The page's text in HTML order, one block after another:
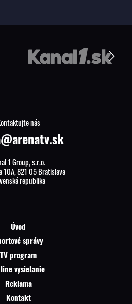
nás
1 Group, s.r.o.
10A, 821 05 Bratislava
republika
Úvod
správy
TV program
vysielanie
Reklama
Kontakt